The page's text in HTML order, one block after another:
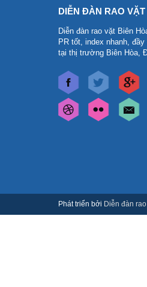
DIỄN ĐÀN RAO
Diễn đàn rao vặt Biên
PR tốt, index nhanh,
tại thị trường Biên Hòa,
Phát triển bởi Diễn đàn